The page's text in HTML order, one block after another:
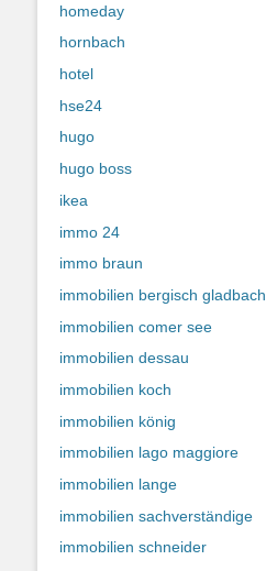
homeday
hornbach
hotel
hse24
hugo
hugo boss
ikea
immo 24
immo braun
immobilien bergisch gladbach
immobilien comer see
immobilien dessau
immobilien koch
immobilien könig
immobilien lago maggiore
immobilien lange
immobilien sachverständige
immobilien schneider